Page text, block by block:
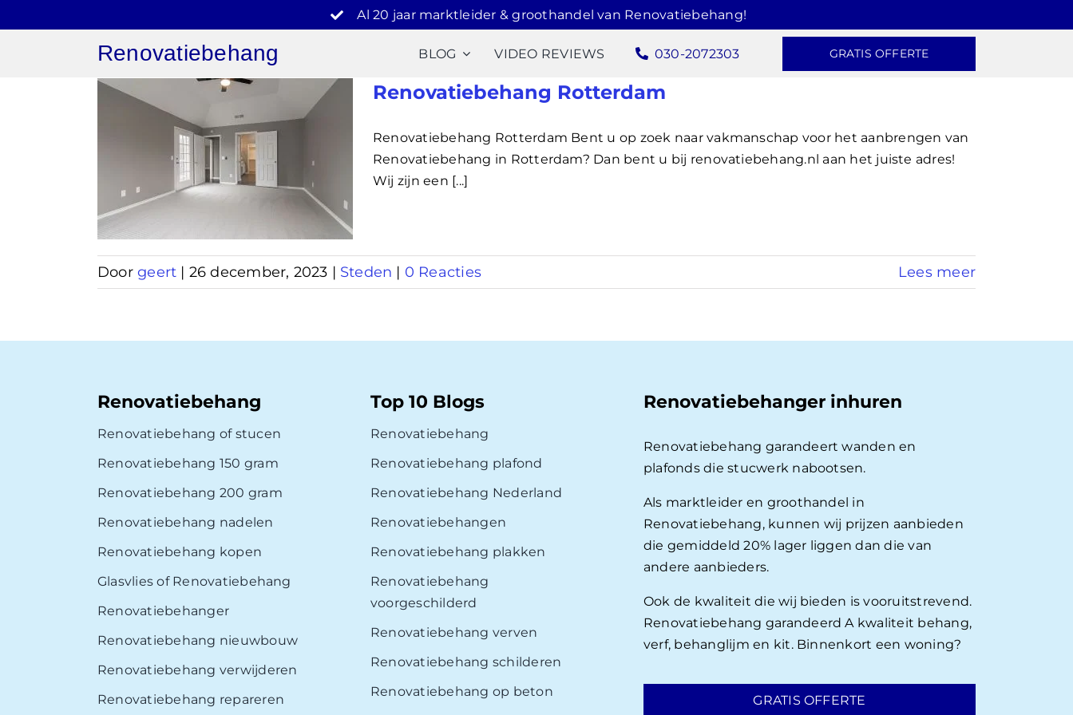
naar
Al 20 jaar marktleider & groothandel van Renovatiebehang!
Renovatiebehang BLOG VIDEO REVIEWS 030-2072303 GRATIS OFFERTE
Renovatiebehang Rotterdam
Renovatiebehang Rotterdam Bent u op zoek naar vakmanschap voor het aanbrengen van
Renovatiebehang in Rotterdam? Dan bent u bij renovatiebehang.nl aan het juiste adres!
Wij zijn een [...]
Doorgeert | 26 december, 2023 | Steden | 0 Reacties Lees meer
Renovatiebehang
Renovatiebehang of stucen
Renovatiebehang 150 gram
Renovatiebehang 200 gram
Renovatiebehang nadelen
Renovatiebehang kopen
Glasvlies of Renovatiebehang
Renovatiebehanger
Renovatiebehang nieuwbouw
Renovatiebehang verwijderen
Renovatiebehang repareren
Top 10 Blogs
Renovatiebehang
Renovatiebehang plafond
Renovatiebehang Nederland
Renovatiebehangen
Renovatiebehang plakken
Renovatiebehang
voorgeschilderd
Renovatiebehang verven
Renovatiebehang schilderen
Renovatiebehang op beton
Renovatiebehanger inhuren
Renovatiebehang garandeert wanden en
plafonds die stucwerk nabootsen.
Als marktleider en groothandel in
Renovatiebehang, kunnen wij prijzen aanbieden
die gemiddeld 20% lager liggen dan die van
andere aanbieders.
Ook de kwaliteit die wij bieden is vooruitstrevend.
Renovatiebehang garandeerd A kwaliteit behang,
verf, behanglijm en kit. Binnenkort een woning?
GRATIS OFFERTE